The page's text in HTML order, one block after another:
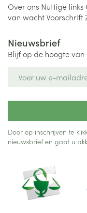
Over ons Nuttige links
van wachtVoorschrift
Nieuwsbrief
Blijf op de hoogte
Door op inschrijven te
nieuwsbrief en gaat u